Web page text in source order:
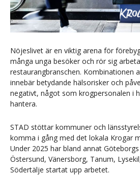
Nöjeslivet är en viktig arena för
många unga besöker och rör sig
restaurangbranschen. Kombinationen
innebär betydande hälsorisker och
negativt, något som krogpersonalen i
hantera.
STAD stöttar kommuner och
komma i gång med det lokala Krogar
Under 2025 har bland annat
Östersund, Vänersborg, Tanum,
Södertälje startat upp arbetet.